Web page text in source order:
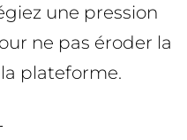
une pression
ne pas éroder la
plateforme.